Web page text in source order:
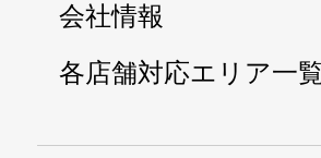
会社情報
各店舗対応エリア一